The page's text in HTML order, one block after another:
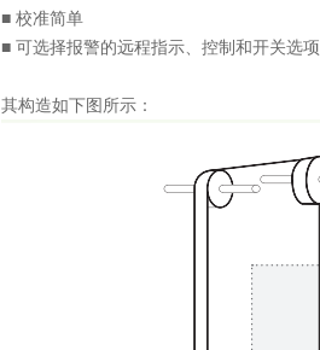
■ 校准简单
■ 可选择报警的远程指示、控制和开关选项
其构造如下图所示：